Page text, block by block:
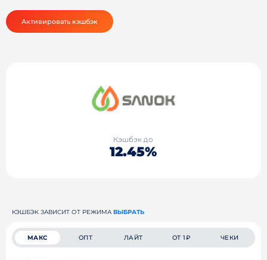
Активировать кэшбэк
Кэшбэк до
12.45%
КЭШБЭК ЗАВИСИТ ОТ РЕЖИМА ВЫБРАТЬ
МАКС ОПТ ЛАЙТ ОТ 1₽ ЧЕКИ